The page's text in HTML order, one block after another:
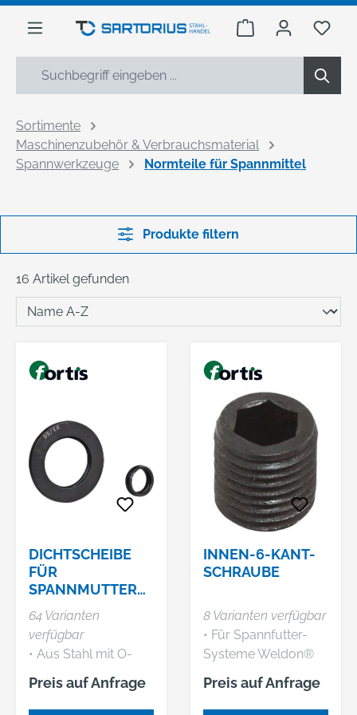
springen
Warenkorb Du
Sortimente
Maschinenzubehör & Verbrauchsmaterial
Spannwerkzeuge
Normteile für Spannmittel
Produkte filtern
16 Artikel gefunden
DICHTSCHEIBE
FÜR
SPANNMUTTER
ER
64 Varianten
verfügbar
• Aus Stahl mit O-
Ring aus hochfestem
PEM •
Spanndurchmesser-
Preis auf Anfrage
INNEN-6-KANT-
SCHRAUBE
8 Varianten verfügbar
• Für Spannfutter-
Systeme Weldon®
und Whistler Notch
Preis auf Anfrage